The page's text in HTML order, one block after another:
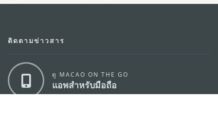
ติดตามข่าวสาร
ดู MACAO ON THE GO
แอพสำหรับมือถือ